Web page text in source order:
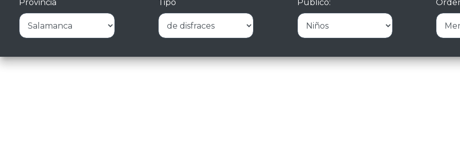
Provincia Tipo Público: